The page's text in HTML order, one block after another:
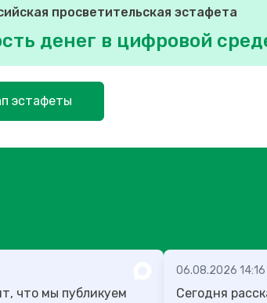
просветительская эстафета
денег в цифровой
эстафеты
что мы публикуем
06.08.2026 14:16
Сегодня